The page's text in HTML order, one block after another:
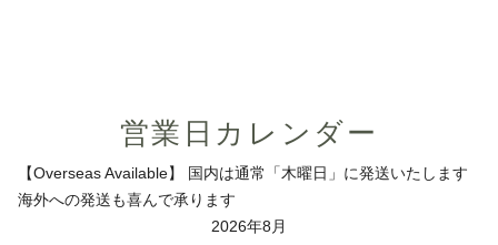
営業日カレンダー
【Overseas Available】 国内は通常「木曜日」に発送いたします
海外への発送も喜んで承ります
2026年8月